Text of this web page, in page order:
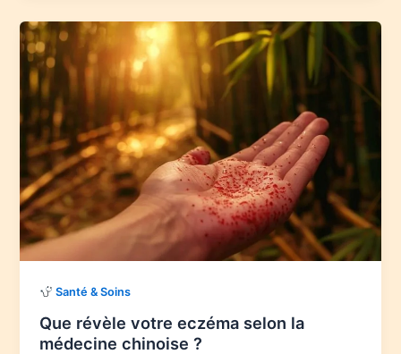
Santé & Soins
Que révèle votre eczéma selon la
médecine chinoise ?